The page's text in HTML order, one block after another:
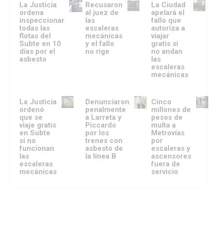
La Justicia
ordena
inspeccionar
todas las
flotas del
Subte en 10
días por el
asbesto
Recusaron
al juez de
las
escaleras
mecánicas
y el fallo
no rige
La Ciudad
apelará el
fallo que
autoriza a
viajar
gratis si
no andan
las
escaleras
mecánicas
La Justicia
ordenó
que se
viaje gratis
en Subte
si no
funcionan
las
escaleras
mecánicas
Denunciaron
penalmente
a Larreta y
Piccardo
por los
trenes con
asbesto de
la línea B
Cinco
millones de
pesos de
multa a
Metrovías
por
escaleras y
ascensores
fuera de
servicio